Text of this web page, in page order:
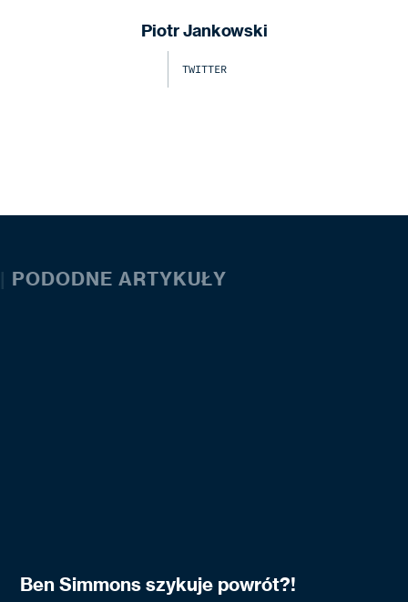
Piotr Jankowski
TWITTER
| PODODNE ARTYKUŁY
Ben Simmons szykuje powrót?!